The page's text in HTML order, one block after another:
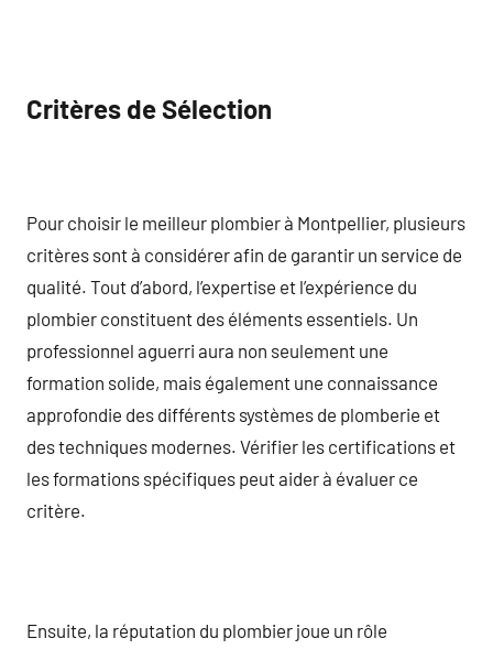
Critères de Sélection
Pour choisir le meilleur plombier à Montpellier, plusieurs
critères sont à considérer afin de garantir un service de
qualité. Tout d’abord, l’expertise et l’expérience du
plombier constituent des éléments essentiels. Un
professionnel aguerri aura non seulement une
formation solide, mais également une connaissance
approfondie des différents systèmes de plomberie et
des techniques modernes. Vérifier les certifications et
les formations spécifiques peut aider à évaluer ce
critère.
Ensuite, la réputation du plombier joue un rôle